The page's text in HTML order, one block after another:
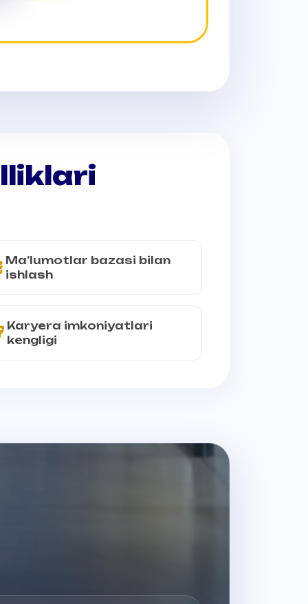
Ma’lumotlar bazasi bilan
ishlash
Karyera imkoniyatlari
kengligi